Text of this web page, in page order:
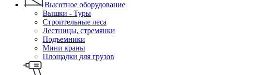
Высотное оборудование
Вышки - Туры
Строительные леса
Лестницы, стремянки
Подъемники
Мини краны
Площадки для грузов